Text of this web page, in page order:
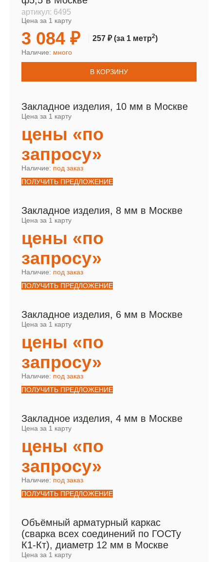
артикул: 6495
Цена за 1 карту
3 084 ₽ 257 ₽(за 1 метр2)
Наличие: много
В КОРЗИНУ
Закладное изделия, 10 мм в Москве
Цена за 1 карту
цены «по
запросу»
Наличие: под заказ
ПОЛУЧИТЬ ПРЕДЛОЖЕНИЕ
Закладное изделия, 8 мм в Москве
Цена за 1 карту
цены «по
запросу»
Наличие: под заказ
ПОЛУЧИТЬ ПРЕДЛОЖЕНИЕ
Закладное изделия, 6 мм в Москве
Цена за 1 карту
цены «по
запросу»
Наличие: под заказ
ПОЛУЧИТЬ ПРЕДЛОЖЕНИЕ
Закладное изделия, 4 мм в Москве
Цена за 1 карту
цены «по
запросу»
Наличие: под заказ
ПОЛУЧИТЬ ПРЕДЛОЖЕНИЕ
Объёмный арматурный каркас
(сварка всех соединений по ГОСТу
К1-Кт), диаметр 12 мм в Москве
Цена за 1 карту